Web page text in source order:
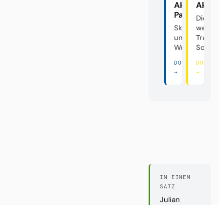
Akte
Paderborn
Skandalclub
unter
Weiden
DORT LESEN
→
Akte
Die
DORT
→
IN EINEM
SATZ
Julian